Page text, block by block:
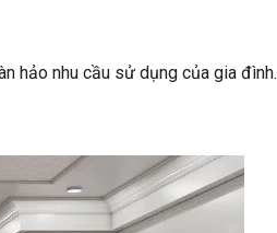
hảo nhu cầu sử dụng của gia đình.